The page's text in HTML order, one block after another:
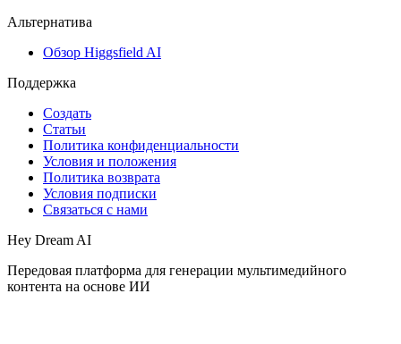
Альтернатива
Обзор Higgsfield AI
Поддержка
Создать
Статьи
Политика конфиденциальности
Условия и положения
Политика возврата
Условия подписки
Связаться с нами
Hey Dream AI
Передовая платформа для генерации мультимедийного
контента на основе ИИ